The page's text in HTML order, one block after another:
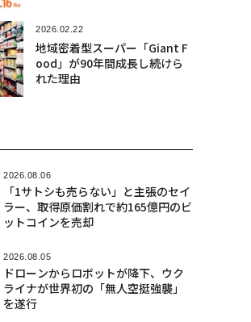
2026.02.22
地域密着型スーパー「Giant F
ood」が90年間成長し続けら
れた理由
2026.08.06
「1サトシも売らない」と主張のセイ
ラー、取得原価割れで約165億円のビ
ットコインを売却
2026.08.05
ドローンからロボットが降下、ウク
ライナが世界初の「無人空挺強襲」
を遂行